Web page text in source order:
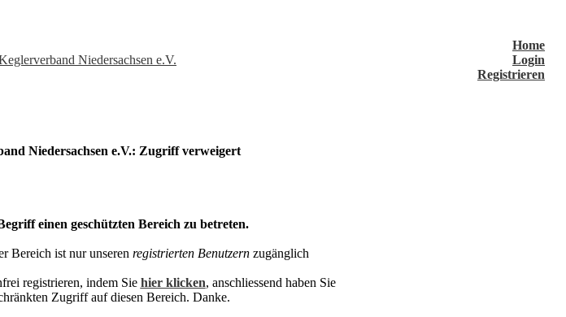
Home
Login
Registrieren
Niedersachsen e.V.: Zugriff verweigert
einen geschützten Bereich zu betreten.
Bereich ist nur unseren registrierten Benutzernzugänglich
registrieren, indem Sie hier klicken, anschliessend haben Sie
Zugriff auf diesen Bereich. Danke.